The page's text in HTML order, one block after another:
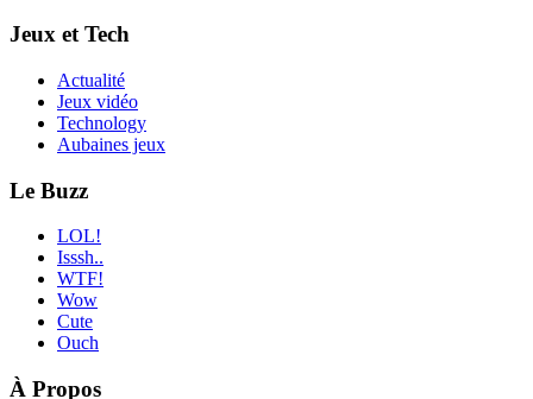
Jeux et Tech
Actualité
Jeux vidéo
Technology
Aubaines jeux
Le Buzz
LOL!
Isssh..
WTF!
Wow
Cute
Ouch
À Propos